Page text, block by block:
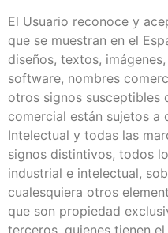
El Usuario reconoce y
que se muestran en el
diseños, textos,
software, nombres
otros signos susceptibles
comercial están sujetos a
Intelectual y todas las
signos distintivos, todos
industrial e intelectual,
cualesquiera otros
que son propiedad